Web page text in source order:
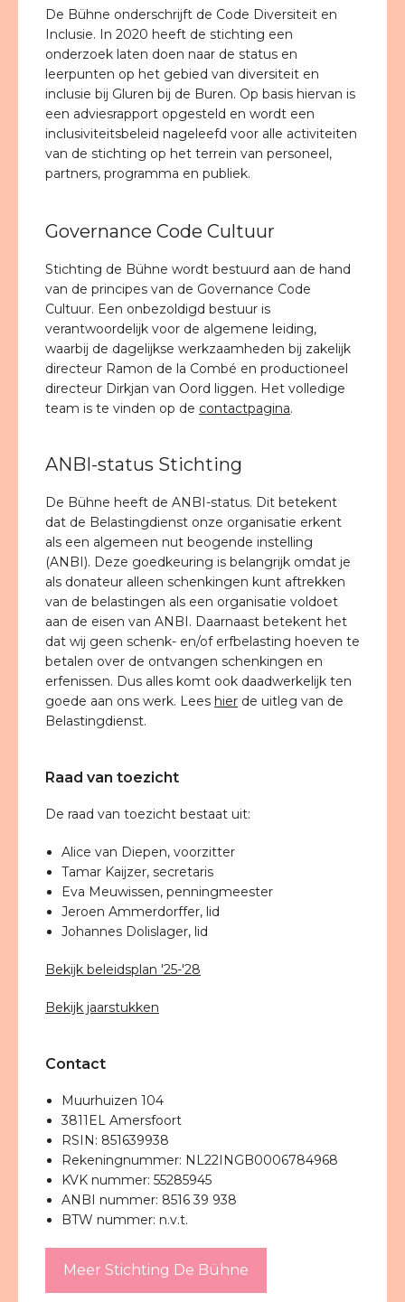
De Bühne onderschrijft de Code Diversiteit en
Inclusie. In 2020 heeft de stichting een
onderzoek laten doen naar de status en
leerpunten op het gebied van diversiteit en
inclusie bij Gluren bij de Buren. Op basis hiervan is
een adviesrapport opgesteld en wordt een
inclusiviteitsbeleid nageleefd voor alle activiteiten
van de stichting op het terrein van personeel,
partners, programma en publiek.
Governance Code Cultuur
Stichting de Bühne wordt bestuurd aan de hand
van de principes van de Governance Code
Cultuur. Een onbezoldigd bestuur is
verantwoordelijk voor de algemene leiding,
waarbij de dagelijkse werkzaamheden bij zakelijk
directeur Ramon de la Combé en productioneel
directeur Dirkjan van Oord liggen. Het volledige
team is te vinden op de contactpagina.
ANBI-status Stichting
De Bühne heeft de ANBI-status. Dit betekent
dat de Belastingdienst onze organisatie erkent
als een algemeen nut beogende instelling
(ANBI). Deze goedkeuring is belangrijk omdat je
als donateur alleen schenkingen kunt aftrekken
van de belastingen als een organisatie voldoet
aan de eisen van ANBI. Daarnaast betekent het
dat wij geen schenk- en/of erfbelasting hoeven te
betalen over de ontvangen schenkingen en
erfenissen. Dus alles komt ook daadwerkelijk ten
goede aan ons werk. Lees hier de uitleg van de
Belastingdienst.
Raad van toezicht
De raad van toezicht bestaat uit:
Alice van Diepen, voorzitter
Tamar Kaijzer, secretaris
Eva Meuwissen, penningmeester
Jeroen Ammerdorffer, lid
Johannes Dolislager, lid
Bekijk beleidsplan '25-'28
Bekijk jaarstukken
Contact
Muurhuizen 104
3811EL Amersfoort
RSIN: 851639938
Rekeningnummer: NL22INGB0006784968
KVK nummer: 55285945
ANBI nummer: 8516 39 938
BTW nummer: n.v.t.
Meer Stichting De Bühne